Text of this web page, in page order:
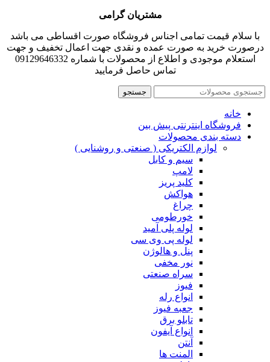
مشتریان گرامی
با سلام قیمت تمامی اجناس فروشگاه صورت اقساطی می باشد
درصورت خرید به صورت عمده و نقدی جهت اعمال تخفیف و جهت
استعلام موجودی و اطلاع از محصولات با شماره 09129646332
تماس حاصل فرمایید
جستجو
خانه
فروشگاه اینترنتی پیش بین
دسته بندی محصولات
لوازم الکتریکی ( صنعتی و روشنایی )
سیم و کابل
لامپ
کلید پریز
هواکش
چراغ
خورطومی
لوله پلی آمید
لوله پی وی سی
پنل و هالوژن
نور مخفی
سراه صنعتی
فیوز
انواع رله
جعبه فیوز
تابلو برق
انواع آیفون
آنتن
المنت ها